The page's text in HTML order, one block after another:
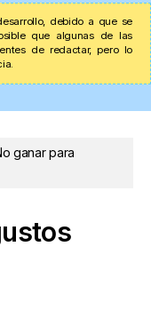
debido a que se
que algunas de las
de redactar, pero lo
ganar para